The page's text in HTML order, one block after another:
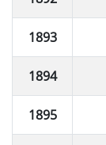
1893
1894
1895